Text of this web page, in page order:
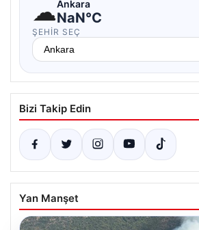
☁Ankara
NaN°C
ŞEHIR SEÇ
Bizi Takip Edin
Yan Manşet